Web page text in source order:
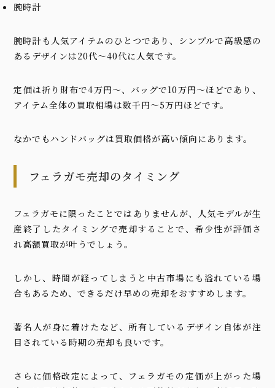
腕時計
腕時計も人気アイテムのひとつであり、シンプルで高級感の
あるデザインは20代〜40代に人気です。
定価は折り財布で4万円〜、バッグで10万円〜ほどであり、
アイテム全体の買取相場は数千円〜5万円ほどです。
なかでもハンドバッグは買取価格が高い傾向にあります。
フェラガモ売却のタイミング
フェラガモに限ったことではありませんが、人気モデルが生
産終了したタイミングで売却することで、希少性が評価さ
れ高額買取が叶うでしょう。
しかし、時間が経ってしまうと中古市場にも溢れている場
合もあるため、できるだけ早めの売却をおすすめします。
著名人が身に着けたなど、所有しているデザイン自体が注
目されている時期の売却も良いです。
さらに価格改定によって、フェラガモの定価が上がった場